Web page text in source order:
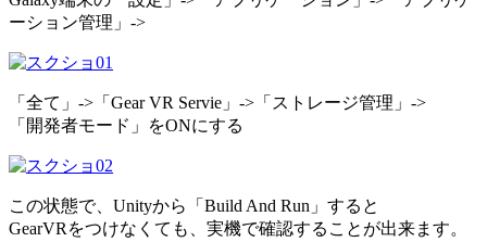
ーション管理」->
「全て」->「Gear VR Servie」->「ストレージ管理」->
「開発者モード」をONにする
この状態で、Unityから「Build And Run」すると
GearVRをつけなくても、実機で確認することが出来ます。